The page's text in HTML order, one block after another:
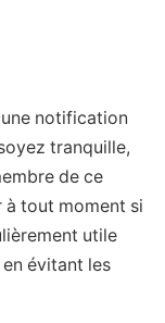
notification
tranquille,
de ce
à tout moment si
utile
évitant les